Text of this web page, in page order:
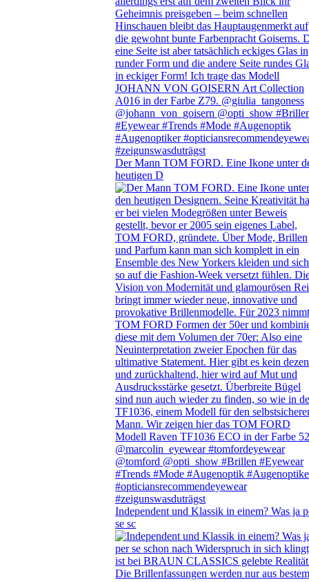
Der Mann TOM FORD. Eine Ikone unter
heutigen D
Independent und Klassik in einem? Was ja
se sc